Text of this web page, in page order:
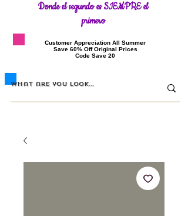
Donde elsegundo es SIEMPRE el
primero
​Customer Appreciation All Summer
​Save 60% Off Original Prices
​Code Save 20